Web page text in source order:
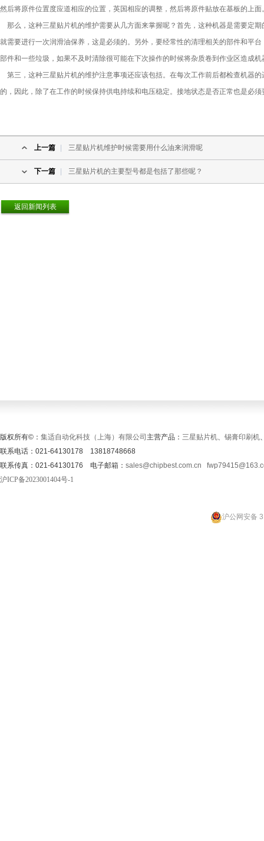
然后将原件位置度应道相应的位置，英国相应的调整，然后将原件贴放在基板的上
那么，这种三星贴片机的维护需要从几方面来掌握呢？首先，这种机器是需要定
就需要进行一次润滑油保养，这是必须的。另外，要经常性的清理相关的部件和平
部件和一些垃圾，如果不及时清除很可能在下次操作的时候将杂质卷到作业区造成机
第三，这种三星贴片机的维护注意事项还应该包括。在每次工作前后都检查机器
的，因此，除了在工作的时候保持供电持续和电压稳定。接地状态是否正常也是必
上一篇 三星贴片机维护时候需要用什么油来润滑呢
下一篇 三星贴片机的主要型号都是包括了那些呢？
返回新闻列表
版权所有©： 集适自动化科技（上海）有限公司 主营产品： 三星贴片机、 锡膏印刷机
联系电话：021-64130178 13818748668
联系传真：021-64130176 电子邮箱： sales@chipbest.com.cn
沪ICP备2023001404号-1
沪公网安备